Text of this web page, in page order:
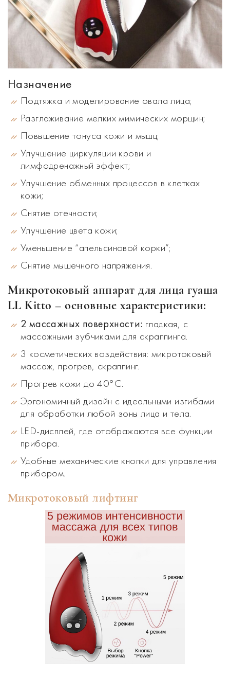
Назначение
Подтяжка и моделирование овала лица;
Разглаживание мелких мимических морщин;
Повышение тонуса кожи и мышц;
Улучшение циркуляции крови и
лимфодренажный эффект;
Улучшение обменных процессов в клетках
кожи;
Снятие отечности;
Улучшение цвета кожи;
Уменьшение “апельсиновой корки”;
Снятие мышечного напряжения.
Микротоковый аппарат для лица гуаша
LL Kitto – основные характеристики:
2 массажных поверхности: гладкая, с
массажными зубчиками для скраппинга.
3 косметических воздействия: микротоковый
массаж, прогрев, скраппинг.
Прогрев кожи до 40°C.
Эргономичный дизайн с идеальными изгибами
для обработки любой зоны лица и тела.
LED-дисплей, где отображаются все функции
прибора.
Удобные механические кнопки для управления
прибором.
Микротоковый лифтинг